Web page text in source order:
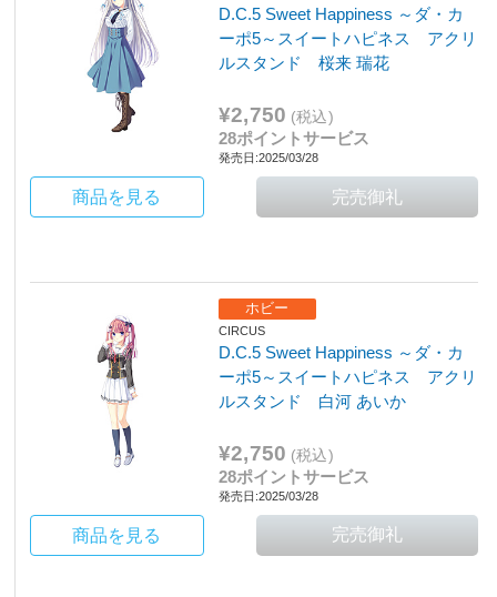
D.C.5 Sweet Happiness ～ダ・カ
ーポ5～スイートハピネス アクリ
ルスタンド 桜来 瑞花
¥2,750 (税込)
28ポイントサービス
発売日:2025/03/28
商品を見る
ホビー
CIRCUS
D.C.5 Sweet Happiness ～ダ・カ
ーポ5～スイートハピネス アクリ
ルスタンド 白河 あいか
¥2,750 (税込)
28ポイントサービス
発売日:2025/03/28
商品を見る